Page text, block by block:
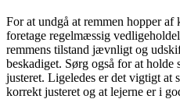
For at undgå at remmen hopper
foretage regelmæssig
remmens tilstand jævnligt og
beskadiget. Sørg også for at
justeret. Ligeledes er det vigtigt at
korrekt justeret og at lejerne er i